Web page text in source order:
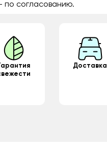
по согласованию.
Доставка